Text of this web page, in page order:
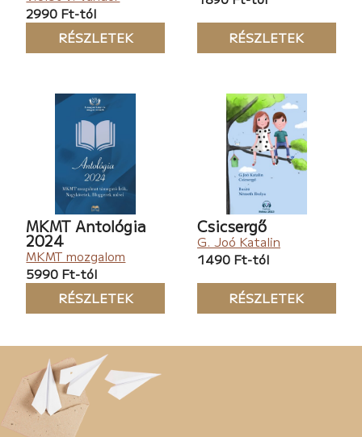
2990 Ft-tól
RÉSZLETEK
RÉSZLETEK
MKMT Antológia
2024
MKMT mozgalom
5990 Ft-tól
RÉSZLETEK
Csicsergő
G. Joó Katalin
1490 Ft-tól
RÉSZLETEK